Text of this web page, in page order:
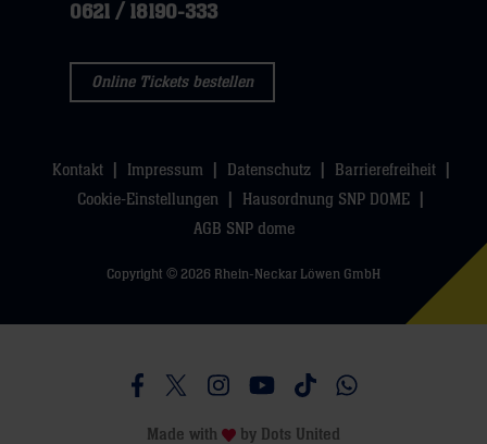
0621 / 18190-333
Online Tickets bestellen
Kontakt Impressum Datenschutz
Barrierefreiheit
Cookie-Einstellungen
Hausordnung SNP DOME
AGB SNP dome
Copyright © 2026 Rhein-Neckar Löwen GmbH
Besucht uns auf Facebook
Besucht uns auf Twitter
Besucht uns auf Instagram
Besucht uns auf Youtube
Besucht uns auf
Besucht uns auf
Made with by Dots United